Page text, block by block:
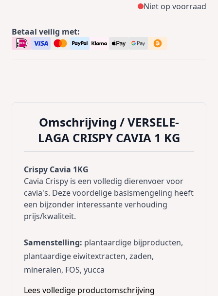
Niet op voorraad
Betaal veilig met:
Omschrijving /VERSELE-
LAGA CRISPY CAVIA 1 KG
Crispy Cavia 1KG
Cavia Crispy is een volledig dierenvoer voor
cavia's. Deze voordelige basismengeling heeft
een bijzonder interessante verhouding
prijs/kwaliteit.
Samenstelling: plantaardige bijproducten,
plantaardige eiwitextracten, zaden,
mineralen, FOS, yucca
Lees volledige productomschrijving